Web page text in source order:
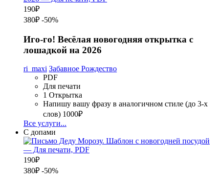
190₽
380₽ -50%
Иго-го! Весёлая новогодняя открытка с
лошадкой на 2026
ri_maxi Забавное Рождество
PDF
Для печати
1 Открытка
Напишу вашу фразу в аналогичном стиле (до 3-х
слов) 1000₽
Все услуги...
С допами
190₽
380₽ -50%